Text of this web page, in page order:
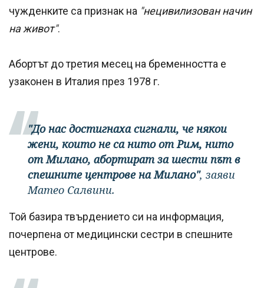
чужденките са признак на "нецивилизован начин
на живот".
Абортът до третия месец на бременността е
узаконен в Италия през 1978 г.
"До нас достигнаха сигнали, че някои
жени, които не са нито от Рим, нито
от Милано, абортират за шести път в
спешните центрове на Милано", заяви
Матео Салвини.
Той базира твърдението си на информация,
почерпена от медицински сестри в спешните
центрове.